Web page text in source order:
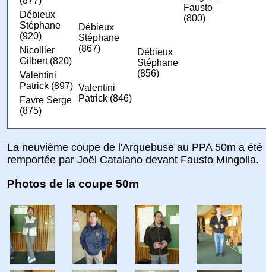
Fausto
(800)
Débieux
Stéphane
(920)
Débieux
Stéphane
(867)
Débieux
Stéphane
(856)
Nicollier
Gilbert (820)
Valentini
Patrick (897) Valentini
Patrick (846)
Favre Serge
(875)
La neuvième coupe de l'Arquebuse au PPA 50m a été
remportée par Joël Catalano devant Fausto Mingolla.
Photos de la coupe 50m